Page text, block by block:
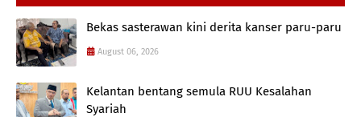
Bekas sasterawan kini derita kanser paru-paru
August 06, 2026
Kelantan bentang semula RUU Kesalahan
Syariah